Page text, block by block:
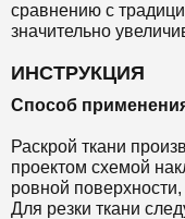
сравнению с
значительно
ИНСТРУКЦИЯ
Способ
Раскрой ткани
проектом схемой
ровной
Для резки ткани